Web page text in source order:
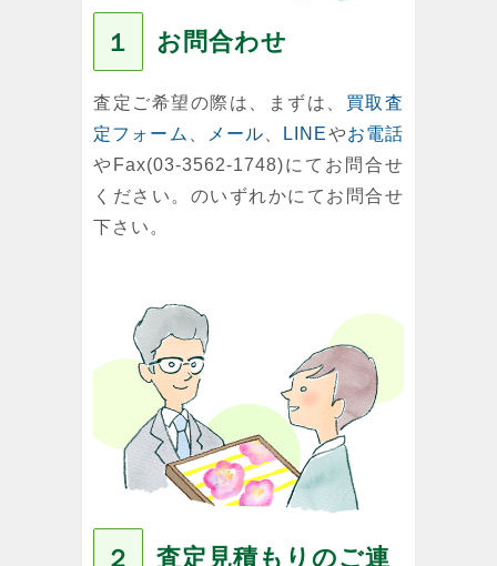
１ お問合わせ
査定ご希望の際は、まずは、 買取査
定フォーム
メール LINEやお電話
やFax(03-3562-1748)にてお問合せ
ください。のいずれかにてお問合せ
下さい。
２ 査定見積もりのご連